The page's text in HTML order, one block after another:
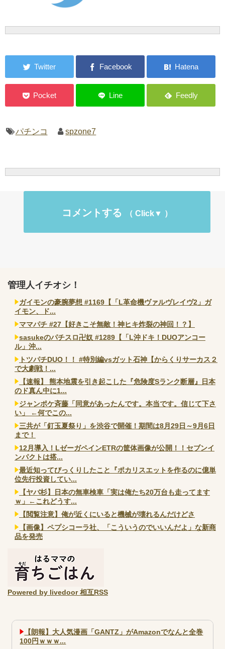
パチンコ spzone7
コメントする
管理人イチオシ！
ガイモンの豪腕夢想 #1169【「L革命機ヴァルヴレイヴ2」ガ
イモン、ド...
ママパチ #27【好きこそ無敵！神ヒキ炸裂の神回！？】
sasukeのパチスロ卍奴 #1289【「L沖ドキ！DUOアンコー
ル」沖...
トツパチDUO！！ #特別編vsガット石神【からくりサーカス２
で大劇戦！...
【速報】 熊本地震を引き起こした『危険度Sランク断層』日本
のド真ん中に1...
ジャンポケ斉藤「同意があったんです。本当です。信じて下さ
い」 ←何でこの...
三共が「釘玉夏祭り」を渋谷で開催！期間は8月29日～9月6日
まで！
12月導入！LゼーガペインETRの筐体画像が公開！！セブンイ
ンパクトは搭...
最近知ってびっくりしたこと『ポカリスエットを作るのに億単
位先行投資してい...
【ヤバ杉】日本の無車検車「実は俺たち20万台も走ってます
ｗ」←これどうす...
【閲覧注意】俺が近くにいると機械が壊れるんだけどさ
【画像】ペプシコーラ社、「こういうのでいいんだよ」な新商
品を発売
Powered by livedoor 相互RSS
【朗報】大人気漫画「GANTZ」がAmazonでなんと全巻
100円ｗｗｗ...